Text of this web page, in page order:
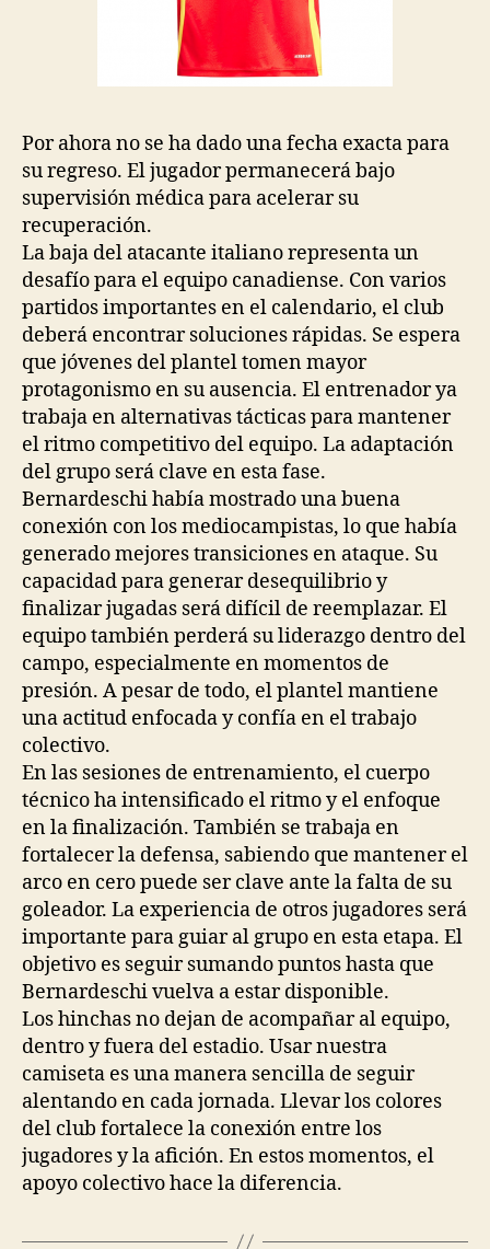
Por ahora no se ha dado una fecha exacta para
su regreso. El jugador permanecerá bajo
supervisión médica para acelerar su
recuperación.
La baja del atacante italiano representa un
desafío para el equipo canadiense. Con varios
partidos importantes en el calendario, el club
deberá encontrar soluciones rápidas. Se espera
que jóvenes del plantel tomen mayor
protagonismo en su ausencia. El entrenador ya
trabaja en alternativas tácticas para mantener
el ritmo competitivo del equipo. La adaptación
del grupo será clave en esta fase.
Bernardeschi había mostrado una buena
conexión con los mediocampistas, lo que había
generado mejores transiciones en ataque. Su
capacidad para generar desequilibrio y
finalizar jugadas será difícil de reemplazar. El
equipo también perderá su liderazgo dentro del
campo, especialmente en momentos de
presión. A pesar de todo, el plantel mantiene
una actitud enfocada y confía en el trabajo
colectivo.
En las sesiones de entrenamiento, el cuerpo
técnico ha intensificado el ritmo y el enfoque
en la finalización. También se trabaja en
fortalecer la defensa, sabiendo que mantener el
arco en cero puede ser clave ante la falta de su
goleador. La experiencia de otros jugadores será
importante para guiar al grupo en esta etapa. El
objetivo es seguir sumando puntos hasta que
Bernardeschi vuelva a estar disponible.
Los hinchas no dejan de acompañar al equipo,
dentro y fuera del estadio. Usar nuestra
camiseta es una manera sencilla de seguir
alentando en cada jornada. Llevar los colores
del club fortalece la conexión entre los
jugadores y la afición. En estos momentos, el
apoyo colectivo hace la diferencia.